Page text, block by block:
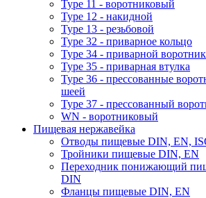
Type 11 - воротниковый
Type 12 - накидной
Type 13 - резьбовой
Type 32 - приварное кольцо
Type 34 - приварной воротник
Type 35 - приварная втулка
Type 36 - прессованные
шеей
Type 37 - прессованный
WN - воротниковый
Пищевая нержавейка
Отводы пищевые DIN, EN,
Тройники пищевые DIN, EN
Переходник понижающий
DIN
Фланцы пищевые DIN, EN